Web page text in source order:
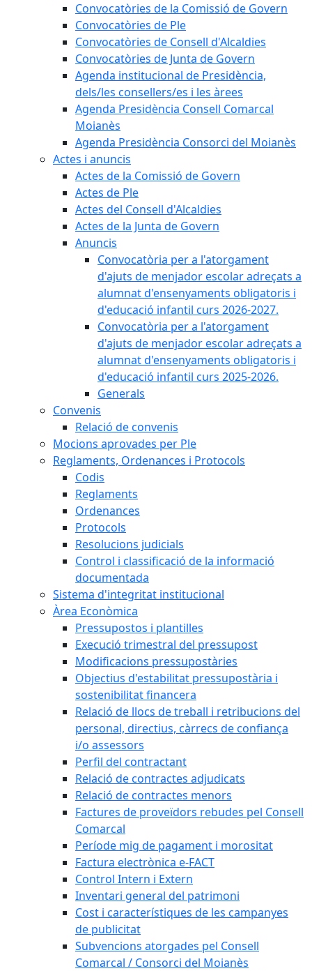
Convocatòries de la Comissió de Govern
Convocatòries de Ple
Convocatòries de Consell d'Alcaldies
Convocatòries de Junta de Govern
Agenda institucional de Presidència,
dels/les consellers/es i les àrees
Agenda Presidència Consell Comarcal
Moianès
Agenda Presidència Consorci del Moianès
Actes i anuncis
Actes de la Comissió de Govern
Actes de Ple
Actes del Consell d'Alcaldies
Actes de la Junta de Govern
Anuncis
Convocatòria per a l'atorgament
d'ajuts de menjador escolar adreçats a
alumnat d'ensenyaments obligatoris i
d'educació infantil curs 2026-2027.
Convocatòria per a l'atorgament
d'ajuts de menjador escolar adreçats a
alumnat d'ensenyaments obligatoris i
d'educació infantil curs 2025-2026.
Generals
Convenis
Relació de convenis
Mocions aprovades per Ple
Reglaments, Ordenances i Protocols
Codis
Reglaments
Ordenances
Protocols
Resolucions judicials
Control i classificació de la informació
documentada
Sistema d'integritat institucional
Àrea Econòmica
Pressupostos i plantilles
Execució trimestral del pressupost
Modificacions pressupostàries
Objectius d'estabilitat pressupostària i
sostenibilitat financera
Relació de llocs de treball i retribucions del
personal, directius, càrrecs de confiança
i/o assessors
Perfil del contractant
Relació de contractes adjudicats
Relació de contractes menors
Factures de proveïdors rebudes pel Consell
Comarcal
Període mig de pagament i morositat
Factura electrònica e-FACT
Control Intern i Extern
Inventari general del patrimoni
Cost i característiques de les campanyes
de publicitat
Subvencions atorgades pel Consell
Comarcal / Consorci del Moianès